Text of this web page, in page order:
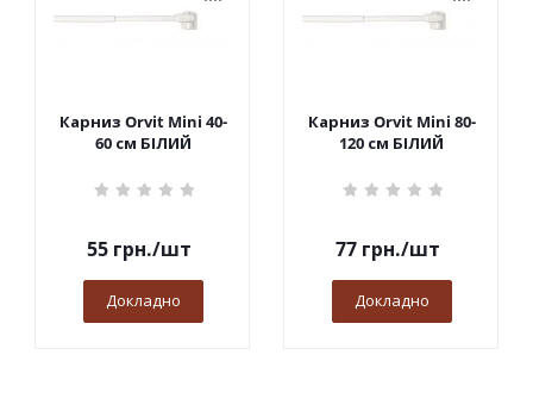
Карниз Orvit Mini 40-
60 см БІЛИЙ
55грн./шт
Докладно
Карниз Orvit Mini 80-
120 см БІЛИЙ
77грн./шт
Докладно